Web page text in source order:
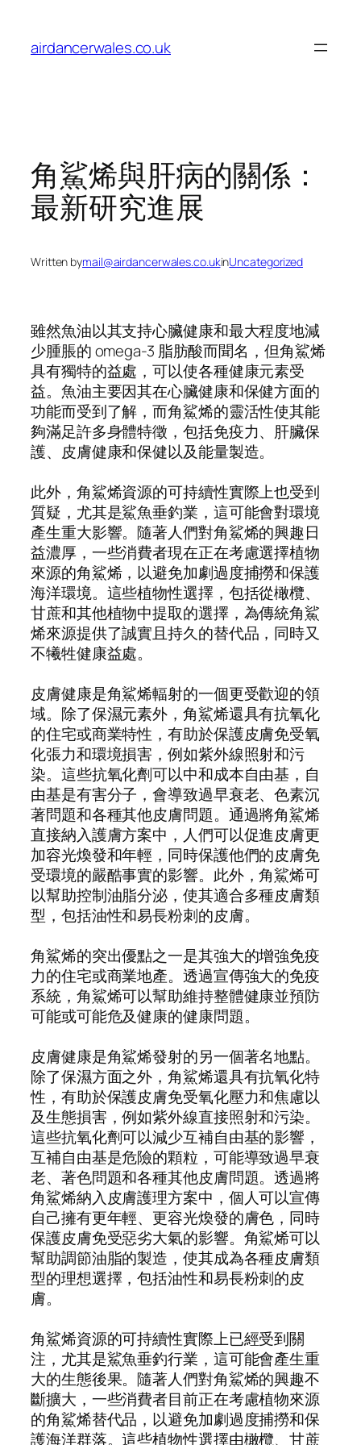
content
airdancerwales.co.uk
角鯊烯與肝病的關係：
最新研究進展
Written bymail@airdancerwales.co.ukinUncategorized
雖然魚油以其支持心臟健康和最大程度地減
少腫脹的 omega-3 脂肪酸而聞名，但角鯊烯
具有獨特的益處，可以使各種健康元素受
益。魚油主要因其在心臟健康和保健方面的
功能而受到了解，而角鯊烯的靈活性使其能
夠滿足許多身體特徵，包括免疫力、肝臟保
護、皮膚健康和保健以及能量製造。
此外，角鯊烯資源的可持續性實際上也受到
質疑，尤其是鯊魚垂釣業，這可能會對環境
產生重大影響。隨著人們對角鯊烯的興趣日
益濃厚，一些消費者現在正在考慮選擇植物
來源的角鯊烯，以避免加劇過度捕撈和保護
海洋環境。這些植物性選擇，包括從橄欖、
甘蔗和其他植物中提取的選擇，為傳統角鯊
烯來源提供了誠實且持久的替代品，同時又
不犧牲健康益處。
皮膚健康是角鯊烯輻射的一個更受歡迎的領
域。除了保濕元素外，角鯊烯還具有抗氧化
的住宅或商業特性，有助於保護皮膚免受氧
化張力和環境損害，例如紫外線照射和污
染。這些抗氧化劑可以中和成本自由基，自
由基是有害分子，會導致過早衰老、色素沉
著問題和各種其他皮膚問題。通過將角鯊烯
直接納入護膚方案中，人們可以促進皮膚更
加容光煥發和年輕，同時保護他們的皮膚免
受環境的嚴酷事實的影響。此外，角鯊烯可
以幫助控制油脂分泌，使其適合多種皮膚類
型，包括油性和易長粉刺的皮膚。
角鯊烯的突出優點之一是其強大的增強免疫
力的住宅或商業地產。透過宣傳強大的免疫
系統，角鯊烯可以幫助維持整體健康並預防
可能或可能危及健康的健康問題。
皮膚健康是角鯊烯發射的另一個著名地點。
除了保濕方面之外，角鯊烯還具有抗氧化特
性，有助於保護皮膚免受氧化壓力和焦慮以
及生態損害，例如紫外線直接照射和污染。
這些抗氧化劑可以減少互補自由基的影響，
互補自由基是危險的顆粒，可能導致過早衰
老、著色問題和各種其他皮膚問題。透過將
角鯊烯納入皮膚護理方案中，個人可以宣傳
自己擁有更年輕、更容光煥發的膚色，同時
保護皮膚免受惡劣大氣的影響。角鯊烯可以
幫助調節油脂的製造，使其成為各種皮膚類
型的理想選擇，包括油性和易長粉刺的皮
膚。
角鯊烯資源的可持續性實際上已經受到關
注，尤其是鯊魚垂釣行業，這可能會產生重
大的生態後果。隨著人們對角鯊烯的興趣不
斷擴大，一些消費者目前正在考慮植物來源
的角鯊烯替代品，以避免加劇過度捕撈和保
護海洋群落。這些植物性選擇由橄欖、甘蔗